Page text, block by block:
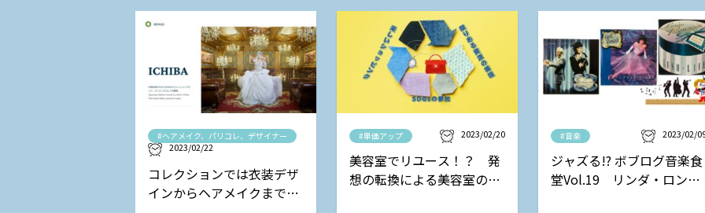
#ヘアメイク、パリコレ、デザイナー
2023/02/22
コレクションでは衣装デザ
インからヘアメイクまで担
#単価アップ 2023/02/20
美容室でリユース！？ 発
想の転換による美容室の新
#音楽 2023/02/
ジャズる!? ボブログ音楽食
堂Vol.19 リンダ・ロンシ